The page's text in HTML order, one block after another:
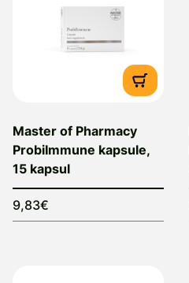
Master of Pharmacy
ProbiImmune kapsule,
15 kapsul
9,83€